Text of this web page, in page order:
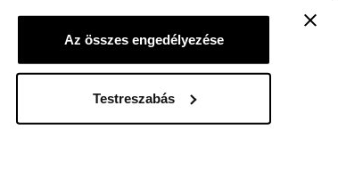
Az összes engedélyezése
Testreszabás
Készítette: